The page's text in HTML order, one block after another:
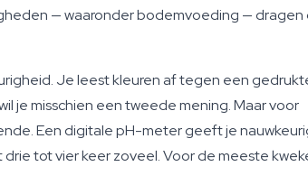
— waaronder bodemvoeding — dragen
Je leest kleuren af tegen een
je misschien een tweede mening. Maar voor
Een digitale pH-meter geeft je
tot vier keer zoveel. Voor de meeste